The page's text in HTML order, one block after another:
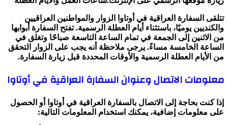
تتلقى السفارة العراقية في أوتاوا الزوار والمواطنين العراقيين
والكنديين يوميًا، باستثناء أيام العطلة الرسمية. تفتح السفارة أبوابها
من الاثنين إلى الجمعة في تمام الساعة التاسعة صباحًا وتغلق في
الساعة الخامسة مساءً. يرجى ملاحظة أنه يجب على الزوار التحقق
من الأيام العطلة الرسمية والأوقات المحددة قبل زيارة السفارة.
معلومات الاتصال وعنوان السفارة العراقية في أوتاوا
إذا كنت بحاجة إلى الاتصال بالسفارة العراقية في أوتاوا أو الحصول
على معلومات إضافية، يمكنك استخدام المعلومات التالية: